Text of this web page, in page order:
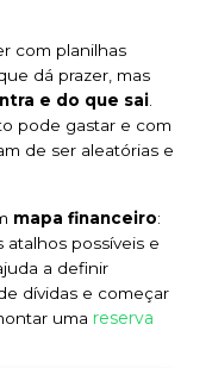
com planilhas
dá prazer, mas
e do que sai
pode gastar e com
de ser aleatórias e
mapa financeiro:
atalhos possíveis e
a definir
dívidas e começar
uma reserva